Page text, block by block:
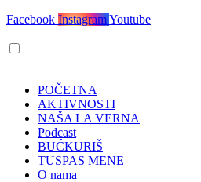
Facebook InstagramYoutube
POČETNA
AKTIVNOSTI
NAŠA LA VERNA
Podcast
BUĆKURIŠ
TUSPAS MENE
O nama